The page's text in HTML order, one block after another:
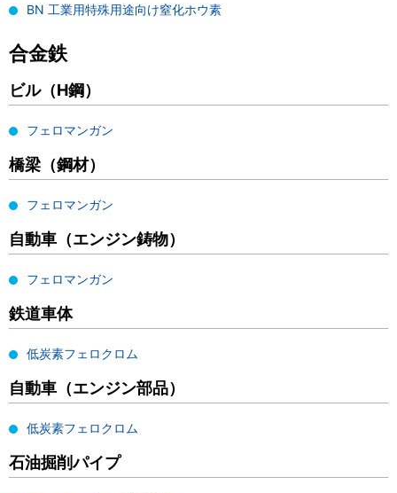
BN 工業用特殊用途向け窒化ホウ素
合金鉄
ビル（H鋼）
フェロマンガン
橋梁（鋼材）
フェロマンガン
自動車（エンジン鋳物）
フェロマンガン
鉄道車体
低炭素フェロクロム
自動車（エンジン部品）
低炭素フェロクロム
石油掘削パイプ